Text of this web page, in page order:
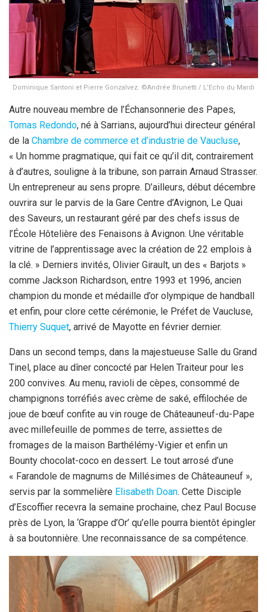
Dominique Santoni et Pierre Gonzalvez. ©Andrée Brunetti / L’Echo du Mardi
Autre nouveau membre de l’Échansonnerie des Papes,
Tomas Redondo, né à Sarrians, aujourd’hui directeur général
de la Chambre de commerce et d’industrie de Vaucluse,
« Un homme pragmatique, qui fait ce qu’il dit, contrairement
à d’autres, souligne à la tribune, son parrain Arnaud Strasser.
Un entrepreneur au sens propre. D’ailleurs, début décembre
ouvrira sur le parvis de la Gare Centre d’Avignon, Le Quai
des Saveurs, un restaurant géré par des chefs issus de
l’École Hôtelière des Fenaisons à Avignon. Une véritable
vitrine de l’apprentissage avec la création de 22 emplois à
la clé. » Derniers invités, Olivier Girault, un des « Barjots »
comme Jackson Richardson, entre 1993 et 1996, ancien
champion du monde et médaille d’or olympique de handball
et enfin, pour clore cette cérémonie, le Préfet de Vaucluse,
Thierry Suquet, arrivé de Mayotte en février dernier.
Dans un second temps, dans la majestueuse Salle du Grand
Tinel, place au dîner concocté par Helen Traiteur pour les
200 convives. Au menu, ravioli de cèpes, consommé de
champignons torréfiés avec crème de saké, effilochée de
joue de bœuf confite au vin rouge de Châteauneuf-du-Pape
avec millefeuille de pommes de terre, assiettes de
fromages de la maison Barthélémy-Vigier et enfin un
Bounty chocolat-coco en dessert. Le tout arrosé d’une
« Farandole de magnums de Millésimes de Châteauneuf »,
servis par la sommelière Elisabeth Doan. Cette Disciple
d’Escoffier recevra la semaine prochaine, chez Paul Bocuse
près de Lyon, la ‘Grappe d’Or’ qu’elle pourra bientôt épingler
à sa boutonnière. Une reconnaissance de sa compétence.